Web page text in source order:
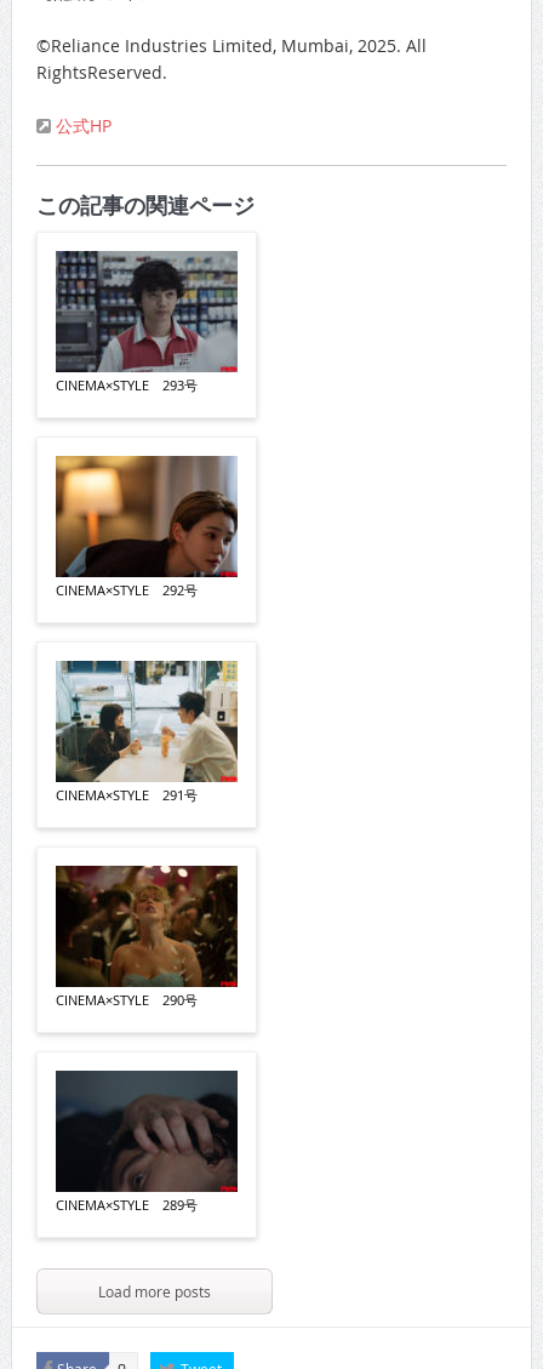
©Reliance Industries Limited, Mumbai, 2025. All
RightsReserved.
公式HP
この記事の関連ページ
CINEMA×STYLE 293号
CINEMA×STYLE 292号
CINEMA×STYLE 291号
CINEMA×STYLE 290号
CINEMA×STYLE 289号
Load more posts